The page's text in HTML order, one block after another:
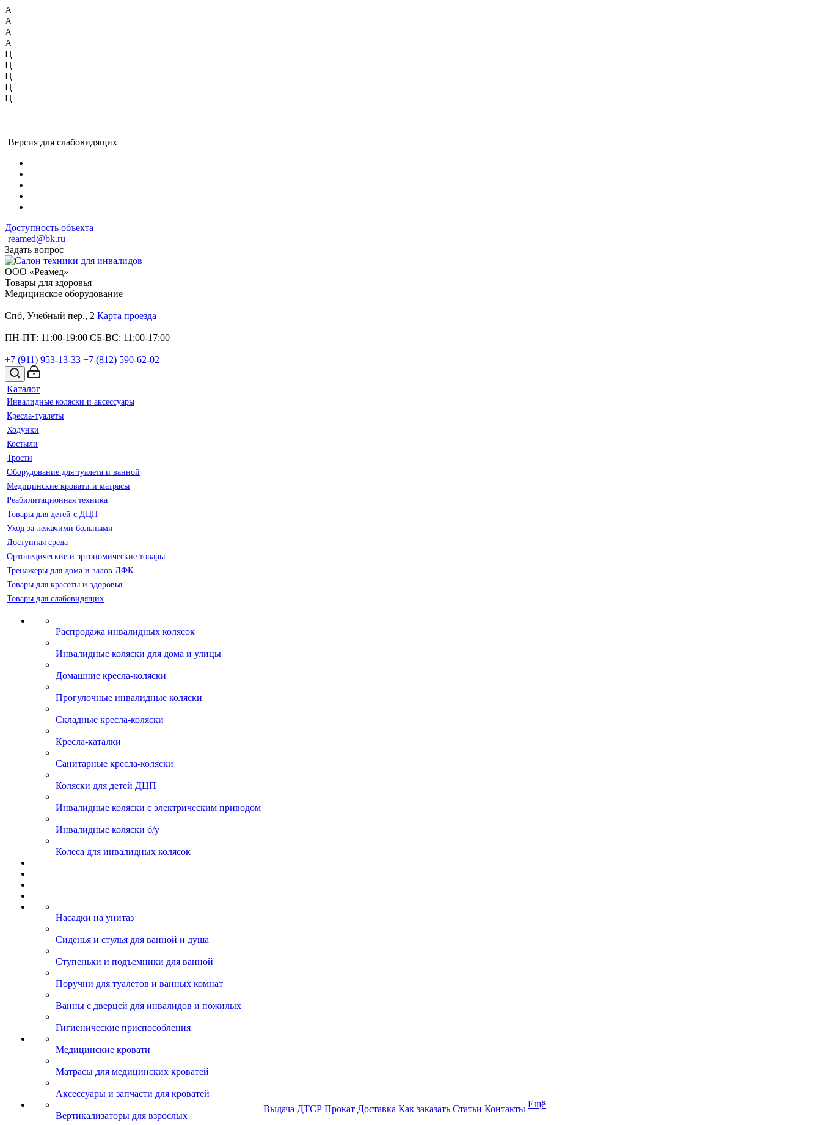
А
А
А
А
Ц
Ц
Ц
Ц
Ц
Версия для слабовидящих
Доступность объекта
reamed@bk.ru
Задать вопрос
ООО «Реамед»
Товары для здоровья
Медицинское оборудование
Спб, Учебный пер., 2 Карта проезда
ПН-ПТ: 11:00-19:00 СБ-ВС: 11:00-17:00
+7 (911) 953-13-33 +7 (812) 590-62-02
Каталог
Инвалидные коляски и аксессуары
Кресла-туалеты
Ходунки
Костыли
Трости
Оборудование для туалета и ванной
Медицинские кровати и матрасы
Реабилитационная техника
Товары для детей с ДЦП
Уход за лежачими больными
Доступная среда
Ортопедические и эргономические товары
Тренажеры для дома и залов ЛФК
Товары для красоты и здоровья
Товары для слабовидящих
Распродажа инвалидных колясок
Инвалидные коляски для дома и улицы
Домашние кресла-коляски
Прогулочные инвалидные коляски
Складные кресла-коляски
Кресла-каталки
Санитарные кресла-коляски
Коляски для детей ДЦП
Инвалидные коляски с электрическим приводом
Инвалидные коляски б/у
Колеса для инвалидных колясок
Насадки на унитаз
Сиденья и стулья для ванной и душа
Ступеньки и подъемники для ванной
Поручни для туалетов и ванных комнат
Ванны с дверцей для инвалидов и пожилых
Гигиенические приспособления
Медицинские кровати
Матрасы для медицинских кроватей
Аксессуары и запчасти для кроватей
Вертикализаторы для взрослых
Выдача ДТСР Прокат Доставка Как заказать Статьи Контакты Ещё